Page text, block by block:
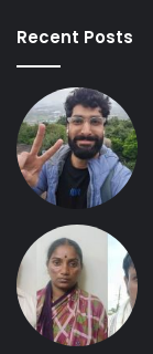
Recent Posts